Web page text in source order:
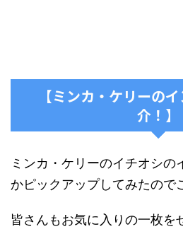
【ミンカ・ケリーの
介！】
ミンカ・ケリーのイチオシの
かピックアップしてみたので
皆さんもお気に入りの一枚を